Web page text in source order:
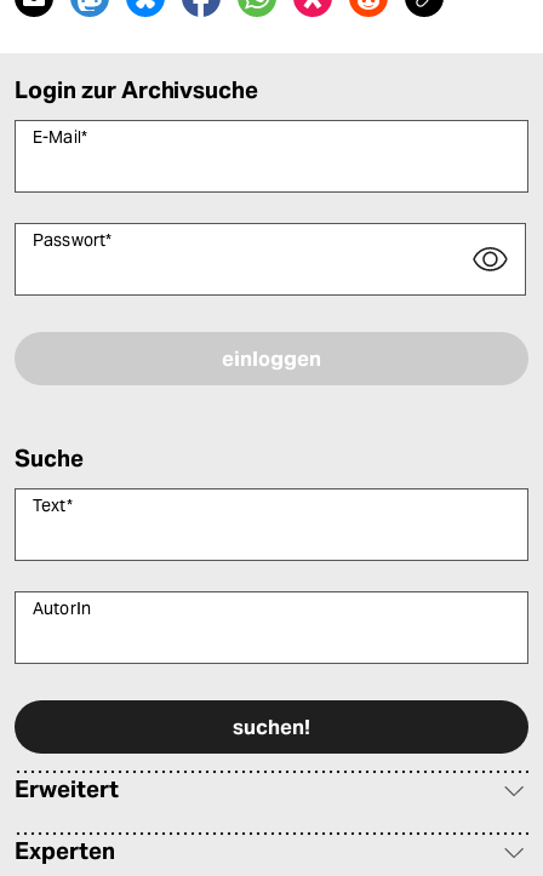
Login zur Archivsuche
E-Mail*
Passwort*
Suche
Text*
AutorIn
Erweitert
Experten